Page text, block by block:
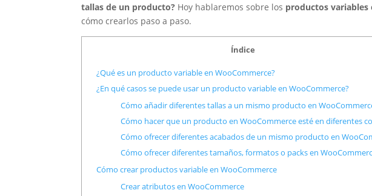
tallas de un producto? Hoy hablaremos sobre los productos
cómo crearlos paso a paso.
Índice
¿Qué es un producto variable en WooCommerce?
¿En qué casos se puede usar un producto variable en WooCommerce?
Cómo añadir diferentes tallas a un mismo producto en
Cómo hacer que un producto en WooCommerce esté en diferentes
Cómo ofrecer diferentes acabados de un mismo producto en
Cómo ofrecer diferentes tamaños, formatos o packs en
Cómo crear productos variable en WooCommerce
Crear atributos en WooCommerce